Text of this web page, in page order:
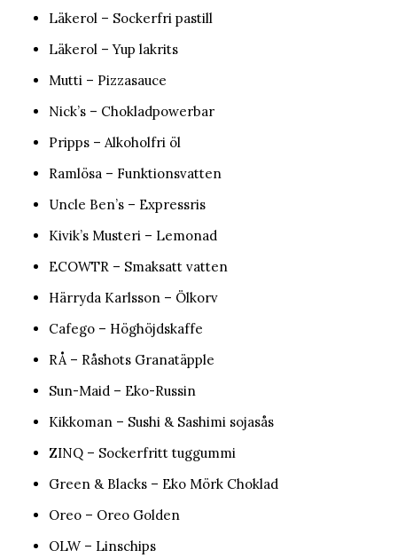
Läkerol – Sockerfri pastill
Läkerol – Yup lakrits
Mutti – Pizzasauce
Nick’s – Chokladpowerbar
Pripps – Alkoholfri öl
Ramlösa – Funktionsvatten
Uncle Ben’s – Expressris
Kivik’s Musteri – Lemonad
ECOWTR – Smaksatt vatten
Härryda Karlsson – Ölkorv
Cafego – Höghöjdskaffe
RÅ – Råshots Granatäpple
Sun-Maid – Eko-Russin
Kikkoman – Sushi & Sashimi sojasås
ZINQ – Sockerfritt tuggummi
Green & Blacks – Eko Mörk Choklad
Oreo – Oreo Golden
OLW – Linschips